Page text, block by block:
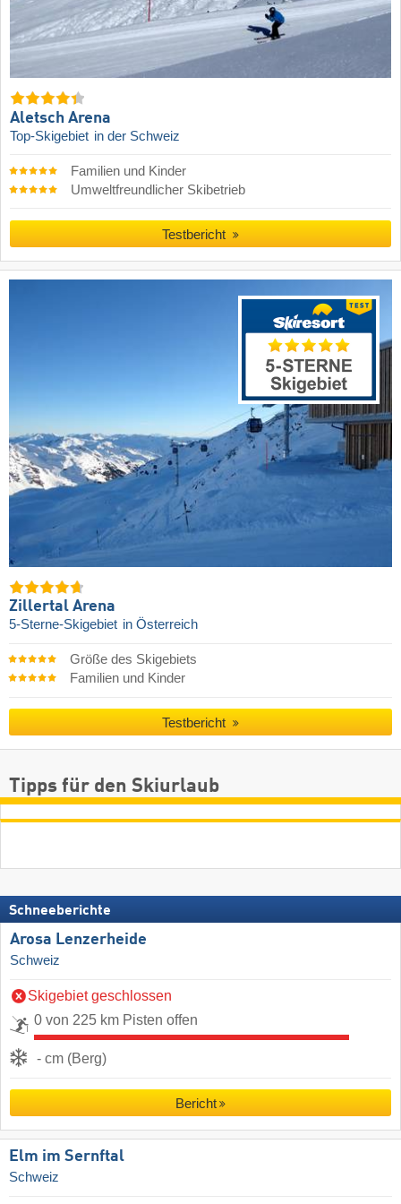
Aletsch Arena
Top-Skigebiet in der Schweiz
Familien und Kinder
Umweltfreundlicher Skibetrieb
Testbericht
Zillertal Arena
5-Sterne-Skigebiet in Österreich
Größe des Skigebiets
Familien und Kinder
Testbericht
Tipps für den Skiurlaub
Schneeberichte
Arosa Lenzerheide
Schweiz
Skigebiet geschlossen
0 von 225 km Pisten offen
- cm (Berg)
Bericht
Elm im Sernftal
Schweiz